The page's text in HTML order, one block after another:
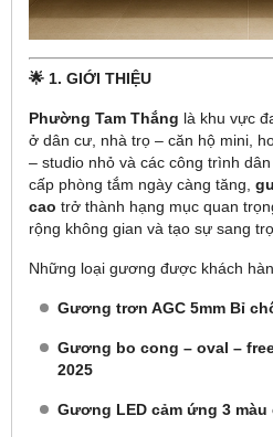
🌟 1. GIỚI THIỆU
Phường Tam Thắng là khu vực
ở dân cư, nhà trọ – căn hộ mini,
– studio nhỏ và các công trình
cấp phòng tắm ngày càng tăng,
cao trở thành hạng mục quan
rộng không gian và tạo sự sang
Những loại gương được khách
Gương trơn AGC 5mm Bỉ
Gương bo cong – oval –
2025
Gương LED cảm ứng 3